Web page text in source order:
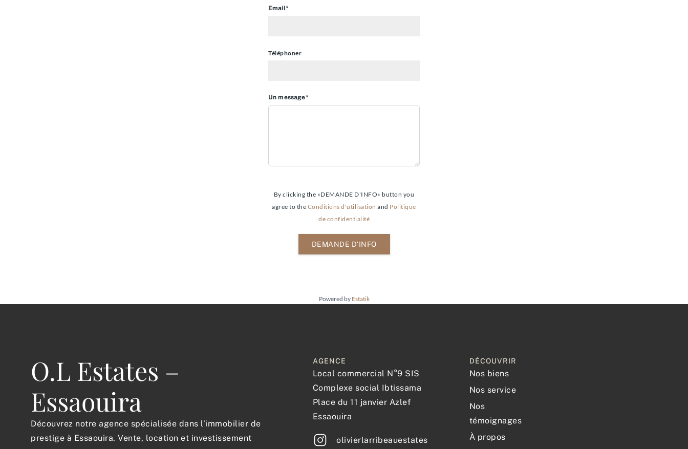
Email*
Téléphoner
Un message*
By clicking the «DEMANDE D'INFO» button you
agree to the Conditions d'utilisation and Politique
de confidentialité
DEMANDE D'INFO
Powered by Estatik
O.L Estates –
Essaouira
Découvrez notre agence spécialisée dans l’immobilier de
prestige à Essaouira. Vente, location et investissement
AGENCE
Local commercial N°9 SIS
Complexe social Ibtissama
Place du 11 janvier Azlef
Essaouira
olivierlarribeauestates
DÉCOUVRIR
Nos biens
Nos service
Nos
témoignages
À propos